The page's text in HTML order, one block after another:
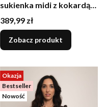
sukienka midi z kokardą
mokka
Cena
389,99 zł
Zobacz produkt
Okazja
Bestseller
Nowość